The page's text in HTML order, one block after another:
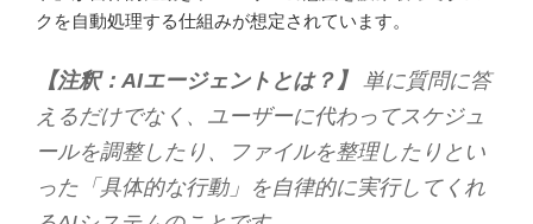
クを自動処理する仕組みが想定されています。
【注釈：AIエージェントとは？】 単に質問に答
えるだけでなく、ユーザーに代わってスケジュ
ールを調整したり、ファイルを整理したりとい
った「具体的な行動」を自律的に実行してくれ